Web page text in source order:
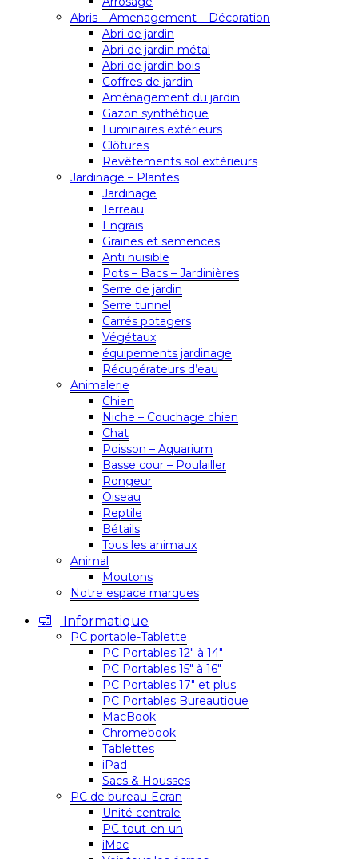
Abris – Amenagement – Décoration
Abri de jardin
Abri de jardin métal
Abri de jardin bois
Coffres de jardin
Aménagement du jardin
Gazon synthétique
Luminaires extérieurs
Clôtures
Revêtements sol extérieurs
Jardinage – Plantes
Jardinage
Terreau
Engrais
Graines et semences
Anti nuisible
Pots – Bacs – Jardinières
Serre de jardin
Serre tunnel
Carrés potagers
Végétaux
équipements jardinage
Récupérateurs d’eau
Animalerie
Chien
Niche – Couchage chien
Chat
Poisson – Aquarium
Basse cour – Poulailler
Rongeur
Oiseau
Reptile
Bétails
Tous les animaux
Animal
Moutons
Notre espace marques
Informatique
PC portable-Tablette
PC Portables 12″ à 14″
PC Portables 15″ à 16″
PC Portables 17″ et plus
PC Portables Bureautique
MacBook
Chromebook
Tablettes
iPad
Sacs & Housses
PC de bureau-Ecran
Unité centrale
PC tout-en-un
iMac